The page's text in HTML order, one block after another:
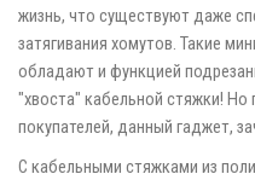
жизнь, что существуют даже
затягивания хомутов. Такие
обладают и функцией
"хвоста" кабельной стяжки!
покупателей, данный гаджет,
С кабельными стяжками из